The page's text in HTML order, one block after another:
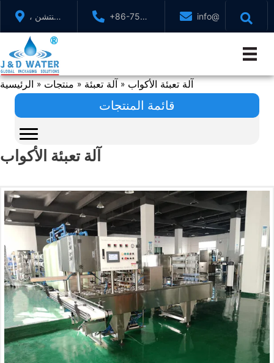
شنتشن ،
قوانغدونغ
، الصين
+86-755-
88321071
info@jndwater.com
الرئيسية » منتجات » آلة تعبئة » آلة تعبئة الأكواب
قائمة المنتجات
آلة تعبئة الأكواب